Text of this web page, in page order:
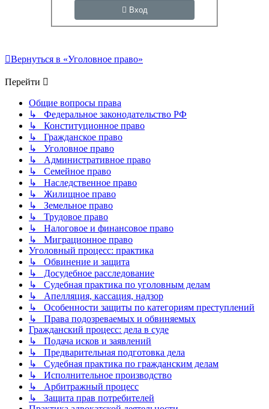
Вход
Вернуться в «Уголовное право»
Перейти
Общие вопросы права
↳ Федеральное законодательство РФ
↳ Конституционное право
↳ Гражданское право
↳ Уголовное право
↳ Административное право
↳ Семейное право
↳ Наследственное право
↳ Жилищное право
↳ Земельное право
↳ Трудовое право
↳ Налоговое и финансовое право
↳ Миграционное право
Уголовный процесс: практика
↳ Обвинение и защита
↳ Досудебное расследование
↳ Судебная практика по уголовным делам
↳ Апелляция, кассация, надзор
↳ Особенности защиты по категориям преступлений
↳ Права подозреваемых и обвиняемых
Гражданский процесс: дела в суде
↳ Подача исков и заявлений
↳ Предварительная подготовка дела
↳ Судебная практика по гражданским делам
↳ Исполнительное производство
↳ Арбитражный процесс
↳ Защита прав потребителей